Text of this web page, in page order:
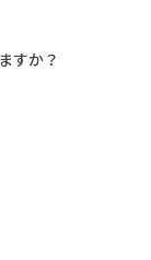
すか？